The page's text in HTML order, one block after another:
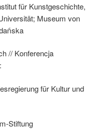
für Kunstgeschichte,
Museum von
// Konferencja
für Kultur und
Stiftung